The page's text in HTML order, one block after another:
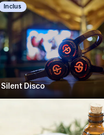
Inclus
Silent Disco